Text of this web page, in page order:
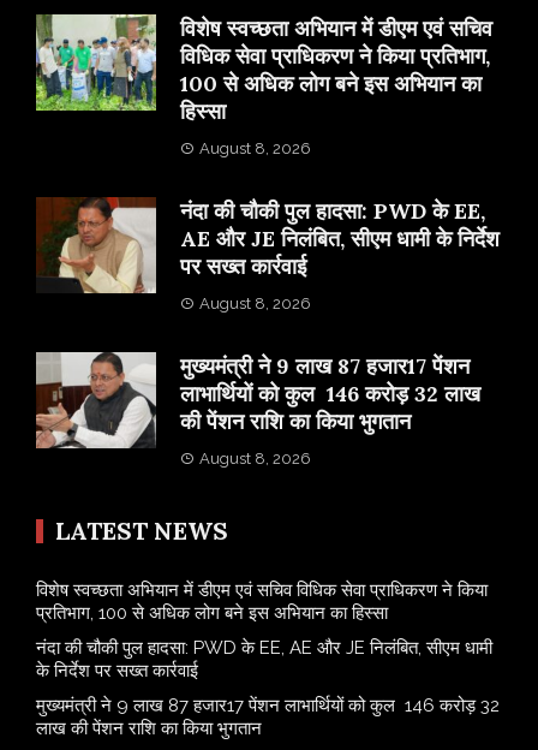
विशेष स्वच्छता अभियान में डीएम एवं सचिव
विधिक सेवा प्राधिकरण ने किया प्रतिभाग,
100 से अधिक लोग बने इस अभियान का
हिस्सा
August 8, 2026
नंदा की चौकी पुल हादसा: PWD के EE,
AE और JE निलंबित, सीएम धामी के निर्देश
पर सख्त कार्रवाई
August 8, 2026
मुख्यमंत्री ने 9 लाख 87 हजार17 पेंशन
लाभार्थियों को कुल 146 करोड़ 32 लाख
की पेंशन राशि का किया भुगतान
August 8, 2026
LATEST NEWS
विशेष स्वच्छता अभियान में डीएम एवं सचिव विधिक सेवा प्राधिकरण ने किया
प्रतिभाग, 100 से अधिक लोग बने इस अभियान का हिस्सा
नंदा की चौकी पुल हादसा: PWD के EE, AE और JE निलंबित, सीएम धामी
के निर्देश पर सख्त कार्रवाई
मुख्यमंत्री ने 9 लाख 87 हजार17 पेंशन लाभार्थियों को कुल 146 करोड़ 32
लाख की पेंशन राशि का किया भुगतान